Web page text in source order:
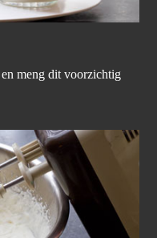
meng dit voorzichtig